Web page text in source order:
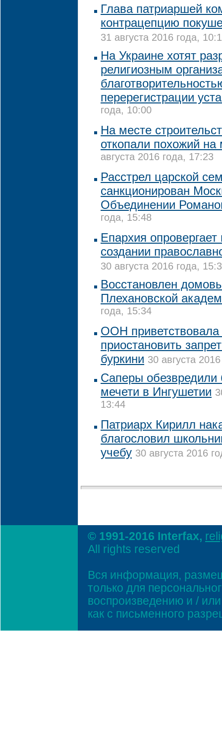
Глава патриаршей
контрацепцию
31 августа 2016 года,
На Украине хотят
религиозным
перерегистрации
года, 10:00
На месте
откопали похожий
августа 2016 года, 17:23
Расстрел царской
санкционирован
Объединении
года, 15:48
Епархия
создании
30 августа 2016 года,
Восстановлен
Плехановской
года, 15:34
ООН
приостановить
буркини 30 августа
Саперы
мечети в Ингушетии
13:44
Патриарх Кирилл
благословил
учебу 30 августа 2016
© 1991-2016 Interfax,
All rights reserved
Вся информация,
только для
воспроизведению и /
как с письменного